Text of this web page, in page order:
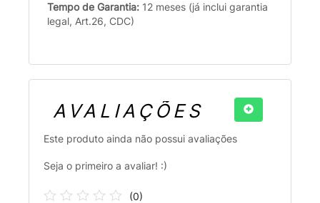
Tempo de Garantia: 12 meses (já inclui garantia
legal, Art.26, CDC)
AVALIAÇÕES
Este produto ainda não possui avaliações
Seja o primeiro a avaliar! :)
(0)